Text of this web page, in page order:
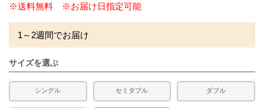
※送料無料 ※お届け日指定可能
1～2週間でお届け
サイズを選ぶ
シングル セミダブル ダブル